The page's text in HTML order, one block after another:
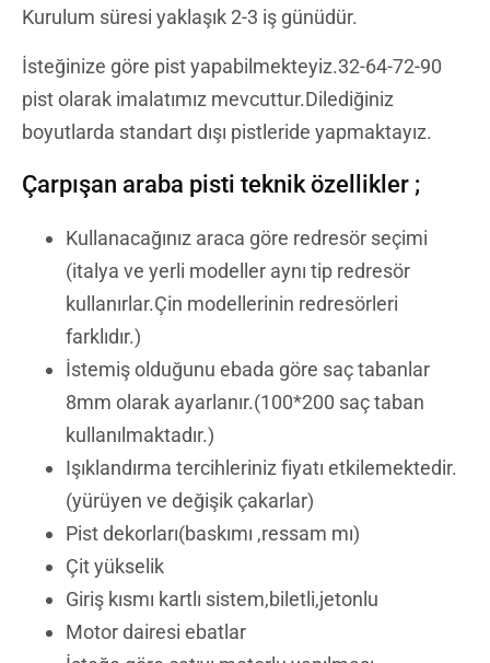
Kurulum süresi yaklaşık 2-3 iş günüdür.
İsteğinize göre pist yapabilmekteyiz.32-64-72-90
pist olarak imalatımız mevcuttur.Dilediğiniz
boyutlarda standart dışı pistleride yapmaktayız.
Çarpışan araba pisti teknik özellikler ;
Kullanacağınız araca göre redresör seçimi
(italya ve yerli modeller aynı tip redresör
kullanırlar.Çin modellerinin redresörleri
farklıdır.)
İstemiş olduğunu ebada göre saç tabanlar
8mm olarak ayarlanır.(100*200 saç taban
kullanılmaktadır.)
Işıklandırma tercihleriniz fiyatı etkilemektedir.
(yürüyen ve değişik çakarlar)
Pist dekorları(baskımı ,ressam mı)
Çit yükselik
Giriş kısmı kartlı sistem,biletli,jetonlu
Motor dairesi ebatlar